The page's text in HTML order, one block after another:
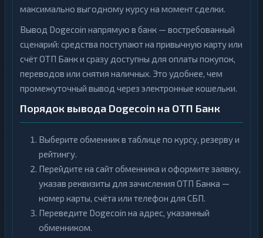
максимально выгодному курсу на момент сделки.
Вывод Dogecoin напрямую в банк — востребованный
сценарий: средства поступают на привычную карту или
счёт ОТП Банк и сразу доступны для оплаты покупок,
переводов или снятия наличных. Это удобнее, чем
промежуточный вывод через электронные кошельки.
Порядок вывода Dogecoin на ОТП Банк
Выберите обменник в таблице по курсу, резерву и
рейтингу.
Перейдите на сайт обменника и оформите заявку,
указав реквизиты для зачисления ОТП Банка —
номер карты, счёта или телефон для СБП.
Переведите Dogecoin на адрес, указанный
обменником.